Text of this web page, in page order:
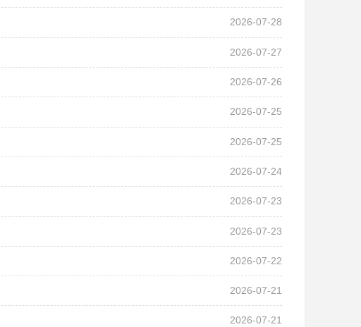
2026-07-28
2026-07-27
2026-07-26
2026-07-25
2026-07-25
2026-07-24
2026-07-23
2026-07-23
2026-07-22
2026-07-21
2026-07-21